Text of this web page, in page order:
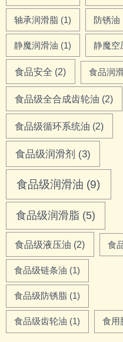
轴承润滑脂 (1) 防锈油
静魔润滑油 (1) 静魔空
食品安全 (2) 食品润
食品级全合成齿轮油 (2)
食品级循环系统油 (2)
食品级润滑剂 (3)
食品级润滑油 (9)
食品级润滑脂 (5)
食品级液压油 (2) 食
食品级链条油 (1)
食品级防锈脂 (1)
食品级齿轮油 (1) 食用